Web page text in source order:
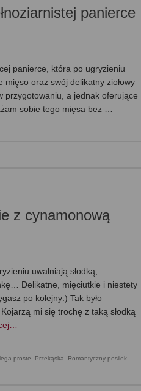
panierce
panierce, która po ugryzieniu
oraz swój delikatny ziołowy
a jednak oferujące
sobie tego mięsa bez …
z cynamonową
uwalniają słodką,
Delikatne, mięciutkie i niestety
po kolejny:) Tak było
mi się trochę z taką słodką
proste, Przekąska, Romantyczny posiłek,